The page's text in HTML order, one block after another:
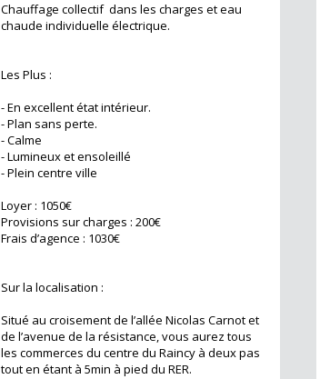
Chauffage collectif dans les charges et eau
chaude individuelle électrique.
Les Plus :
- En excellent état intérieur.
- Plan sans perte.
- Calme
- Lumineux et ensoleillé
- Plein centre ville
Loyer : 1050€
Provisions sur charges : 200€
Frais d’agence : 1030€
Sur la localisation :
Situé au croisement de l’allée Nicolas Carnot et
de l’avenue de la résistance, vous aurez tous
les commerces du centre du Raincy à deux pas
tout en étant à 5min à pied du RER.